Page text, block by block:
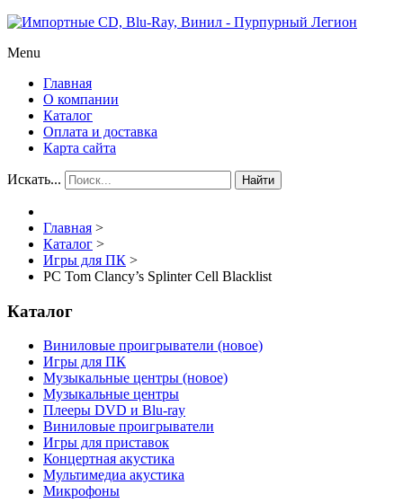
Menu
Главная
О компании
Каталог
Оплата и доставка
Карта сайта
Искать... Найти
Главная >
Каталог >
Игры для ПК >
PC Tom Clancy’s Splinter Cell Blacklist
Каталог
Виниловые проигрыватели (новое)
Игры для ПК
Музыкальные центры (новое)
Музыкальные центры
Плееры DVD и Blu-ray
Виниловые проигрыватели
Игры для приставок
Концертная акустика
Мультимедиа акустика
Микрофоны